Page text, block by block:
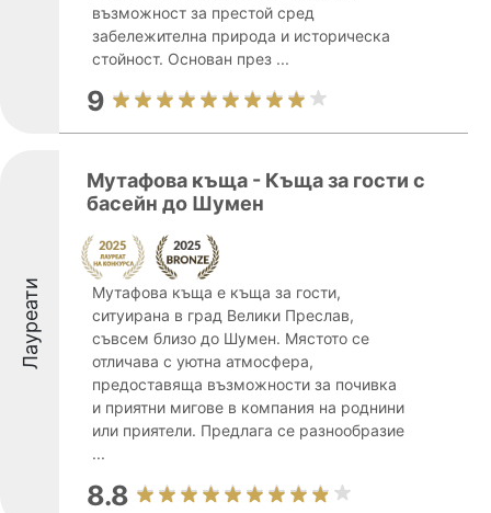
възможност за престой сред
забележителна природа и историческа
стойност. Основан през ...
9
Лауреати
Мутафова къща - Къща за гости с
басейн до Шумен
Мутафова къща е къща за гости,
ситуирана в град Велики Преслав,
съвсем близо до Шумен. Мястото се
отличава с уютна атмосфера,
предоставяща възможности за почивка
и приятни мигове в компания на роднини
или приятели. Предлага се разнообразие
...
8.8